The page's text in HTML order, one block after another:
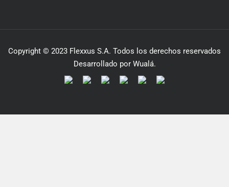
Copyright © 2023 Flexxus S.A. Todos los derechos reservados
Desarrollado por Wualá.